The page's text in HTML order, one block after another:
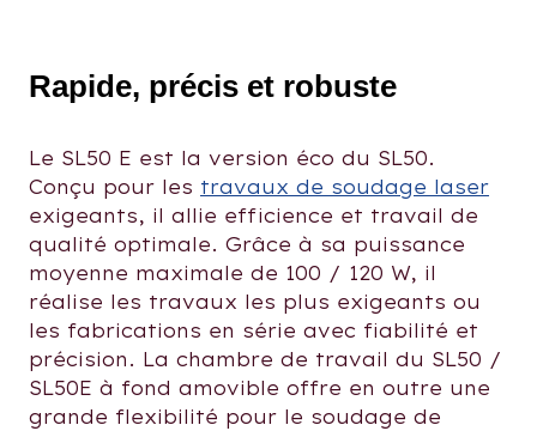
Rapide, précis et robuste
Le SL50 E est la version éco du SL50.
Conçu pour les travaux de soudage laser
exigeants, il allie efficience et travail de
qualité optimale. Grâce à sa puissance
moyenne maximale de 100 / 120 W, il
réalise les travaux les plus exigeants ou
les fabrications en série avec fiabilité et
précision. La chambre de travail du SL50 /
SL50E à fond amovible offre en outre une
grande flexibilité pour le soudage de